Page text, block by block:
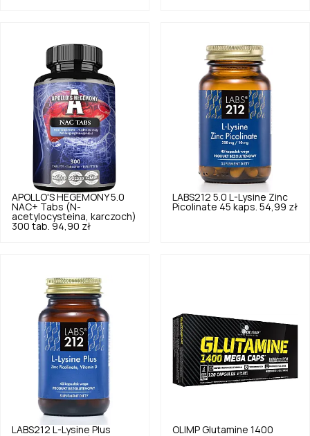
APOLLO'S HEGEMONY 5.0
NAC+ Tabs (N-
acetylocysteina, karczoch)
300 tab. 94,90 zł
LABS212 5.0
L-Lysine Zinc
Picolinate 45 kaps. 54,99 zł
LABS212
L-Lysine Plus
OLIMP Glutamine 1400